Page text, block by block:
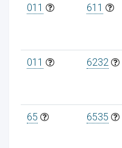
011 611
011 6232
65 6535